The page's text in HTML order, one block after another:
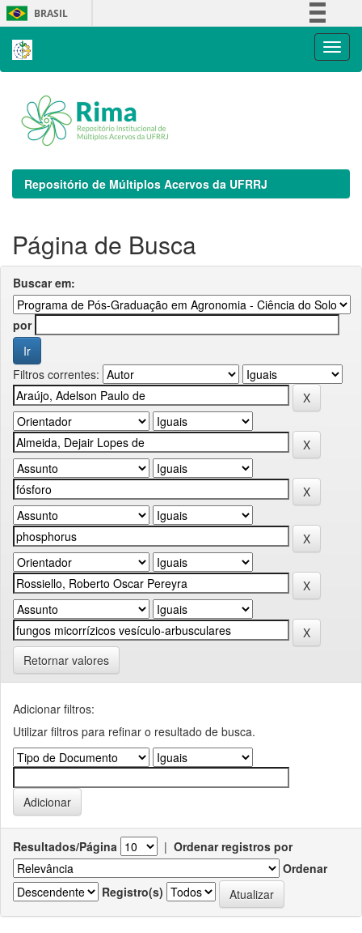
Skip
navigation
BRASIL
Repositório de Múltiplos Acervos da UFRRJ
Página de Busca
Buscar em:
por
Filtros correntes:
Retornar valores
Adicionar filtros:
Utilizar filtros para refinar o resultado de busca.
Resultados/Página | Ordenar registros por
Ordenar
Registro(s)